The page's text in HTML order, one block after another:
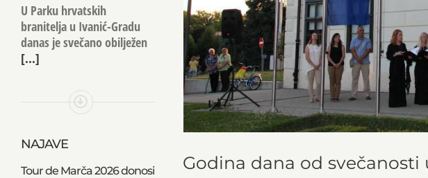
Godina dana od svečanosti
U Parku hrvatskih
branitelja u Ivanić-Gradu
danas je svečano obilježen
[...]
NAJAVE
Tour de Marča 2026 donosi